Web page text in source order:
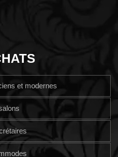
et modernes